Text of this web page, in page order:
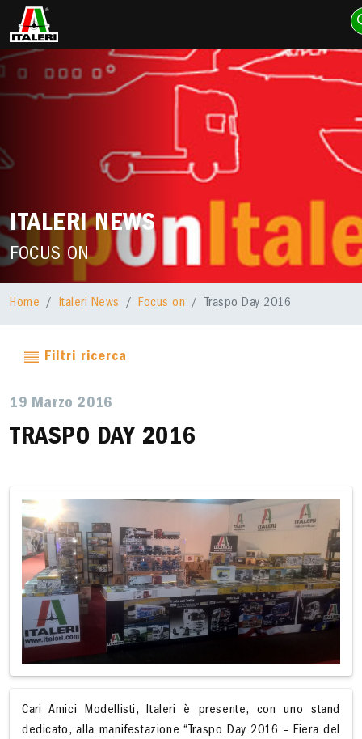
ITALERI NEWS
FOCUS ON
Home Italeri News Focus on Traspo Day 2016
Filtri ricerca
19 Marzo 2016
TRASPO DAY 2016
Cari Amici Modellisti, Italeri è presente, con uno stand
dedicato, alla manifestazione “Traspo Day 2016 – Fiera del